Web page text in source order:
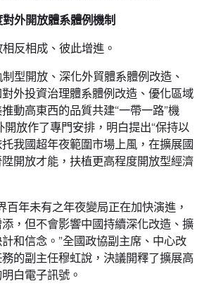
外開放體系體例機制
反相成、彼此增進。
型開放、深化外貿體系體例改造、
外投資治理體系體例改造、優化區域
動高東西的品質共建“一帶一路”機
放作了專門安排，明白提出“保持以
我國超年夜範圍市場上風，在擴展國
開放才能，扶植更高程度開放型經濟
百年未有之年夜變局正在加快演進，
，但不會影響中國持續深化改造、擴
和信念。”全國政協副主席、中心改
的副主任穆虹說，決議開釋了擴展高
白電子訊號。